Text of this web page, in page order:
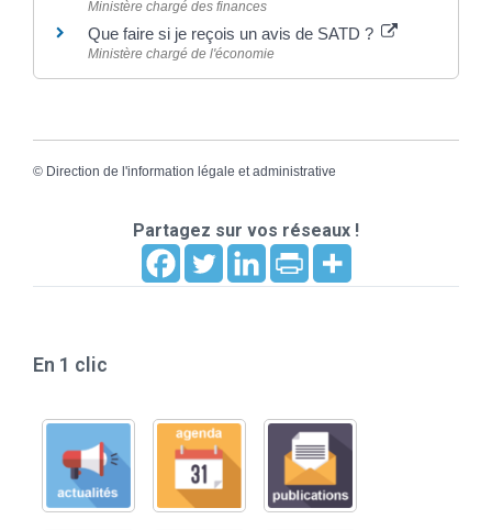
Ministère chargé des finances
Que faire si je reçois un avis de SATD ?
Ministère chargé de l'économie
© Direction de l'information légale et administrative
Partagez sur vos réseaux !
En 1 clic